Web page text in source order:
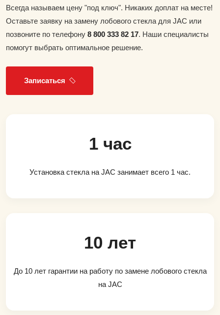
Всегда называем цену "под ключ". Никаких доплат на месте!
Оставьте заявку на замену лобового стекла для JAC или
позвоните по телефону 8 800 333 82 17. Наши специалисты
помогут выбрать оптимальное решение.
Записаться
1 час
Установка стекла на JAC занимает всего 1 час.
10 лет
До 10 лет гарантии на работу по замене лобового стекла
на JAC